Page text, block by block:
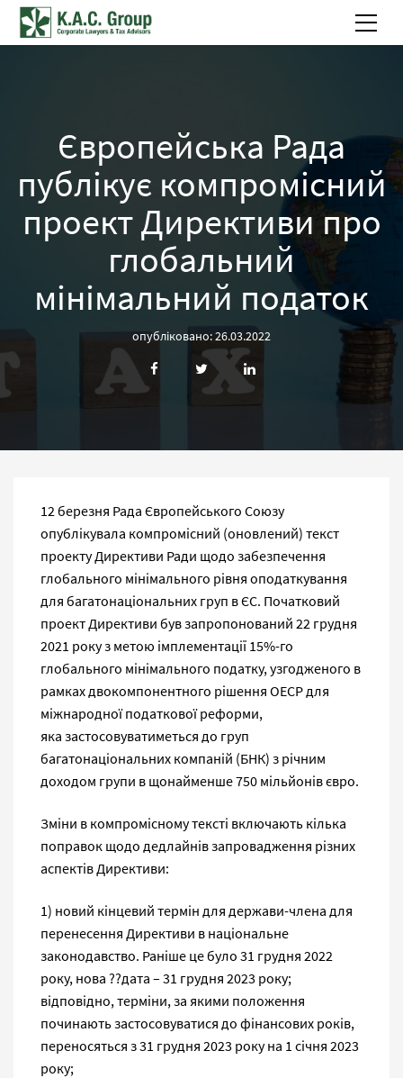
Європейська Рада
публікує компромісний
проект Директиви про
глобальний
мінімальний податок
опубліковано: 26.03.2022
12 березня Рада Європейського Союзу
опублікувала компромісний (оновлений) текст
проекту Директиви Ради щодо забезпечення
глобального мінімального рівня оподаткування
для багатонаціональних груп в ЄС. Початковий
проект Директиви був запропонований 22 грудня
2021 року з метою імплементації 15%-го
глобального мінімального податку, узгодженого в
рамках двокомпонентного рішення ОЕСР для
міжнародної податкової реформи,
яка застосовуватиметься до груп
багатонаціональних компаній (БНК) з річним
доходом групи в щонайменше 750 мільйонів євро.
Зміни в компромісному тексті включають кілька
поправок щодо дедлайнів запровадження різних
аспектів Директиви:
1) новий кінцевий термін для держави-члена для
перенесення Директиви в національне
законодавство. Раніше це було 31 грудня 2022
року, нова ??дата – 31 грудня 2023 року;
відповідно, терміни, за якими положення
починають застосовуватися до фінансових років,
переносяться з 31 грудня 2023 року на 1 січня 2023
року;